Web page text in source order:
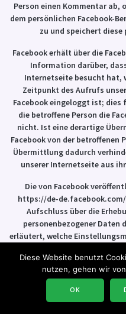
Person einen Kommentar ab,
dem persönlichen Facebook-
zu und speichert diese
Facebook erhält über die
Information darüber,
Internetseite besucht hat,
Zeitpunkt des Aufrufs
Facebook eingeloggt ist;
die betroffene Person die
nicht. Ist eine derartige
Facebook von der betroffenen
Übermittlung dadurch
unserer Internetseite aus
Die von Facebook
https://de-
Aufschluss über die
personenbezogener Daten
erläutert, welche
unterschiedliche
Datenübermittlung an
Applikationen können durch
um eine
Diese Website benutzt
nutzen, gehen wir
OK